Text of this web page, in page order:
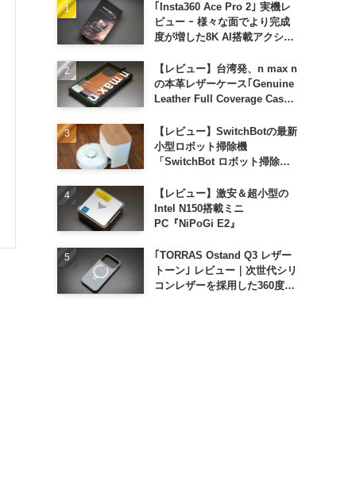
｢Insta360 Ace Pro 2｣ 実機レ
ビュー ｰ 様々な面でより完成
度が増した8K AI搭載アクショ
【レビュー】台湾発、n max n
の本革レザーケース｢Genuine
Leather Full Coverage Case
【レビュー】SwitchBotの最新
小型ロボット掃除機
「SwitchBot ロボット掃除機
【レビュー】激安＆超小型の
Intel N150搭載ミニ
PC『NiPoGi E2』
｢TORRAS Ostand Q3 レザー
トーン｣ レビュー｜次世代シリ
コンレザーを採用した360度回